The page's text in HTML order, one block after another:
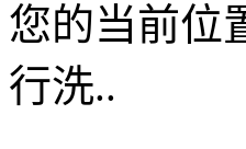
您的当前位
行洗..